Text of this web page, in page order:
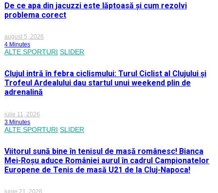
De ce apa din jacuzzi este lăptoasă și cum rezolvi
problema corect
august 5, 2026
4 Minutes
ALTE SPORTURI SLIDER
Clujul intră în febra ciclismului: Turul Ciclist al Clujului și
Trofeul Ardealului dau startul unui weekend plin de
adrenalină
iulie 11, 2026
3 Minutes
ALTE SPORTURI SLIDER
Viitorul sună bine în tenisul de masă românesc! Bianca
Mei-Roșu aduce României aurul în cadrul Campionatelor
Europene de Tenis de masă U21 de la Cluj-Napoca!